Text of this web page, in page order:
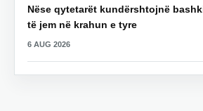
Nëse qytetarët kundërshtojnë
të jem në krahun e tyre
6 AUG 2026